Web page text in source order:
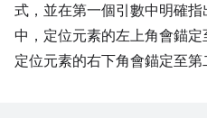
式，並在第一個引數中明確
中，定位元素的左上角會錨
定位元素的右下角會錨定至第